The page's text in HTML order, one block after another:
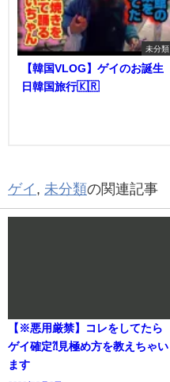
未分類
【韓国VLOG】ゲイのお誕生
日韓国旅行🇰🇷
ゲイ , 未分類の関連記事
【※悪用厳禁】コレをしてたら
ゲイ確定⁈見極め方を教えちゃい
ます